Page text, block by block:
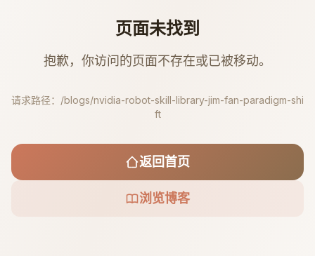
页面未找到
抱歉，你访问的页面不存在或已被移动。
请求路径： /blogs/nvidia-robot-skill-library-jim-fan-paradigm-shi
ft
返回首页
浏览博客